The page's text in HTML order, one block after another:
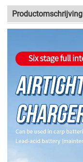
Productomschrijving